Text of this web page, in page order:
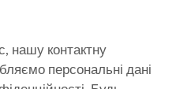
нашу контактну
персональні дані